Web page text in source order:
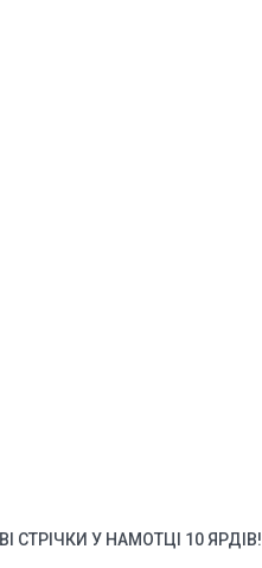
СТРІЧКИ У НАМОТЦІ 10 ЯРДІВ!